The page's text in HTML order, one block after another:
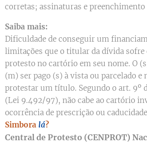
corretas; assinaturas e preenchimento
Saiba mais:
Dificuldade de conseguir um
limitações que o titular da dívida sofre
protesto no cartório em seu nome. O
(m) ser pago (s) à vista ou parcelado e
protestar um título. Segundo o art. 9º
(Lei 9.492/97), não cabe ao cartório
ocorrência de prescrição ou
Simbora lá?
Central de Protesto (CENPROT)